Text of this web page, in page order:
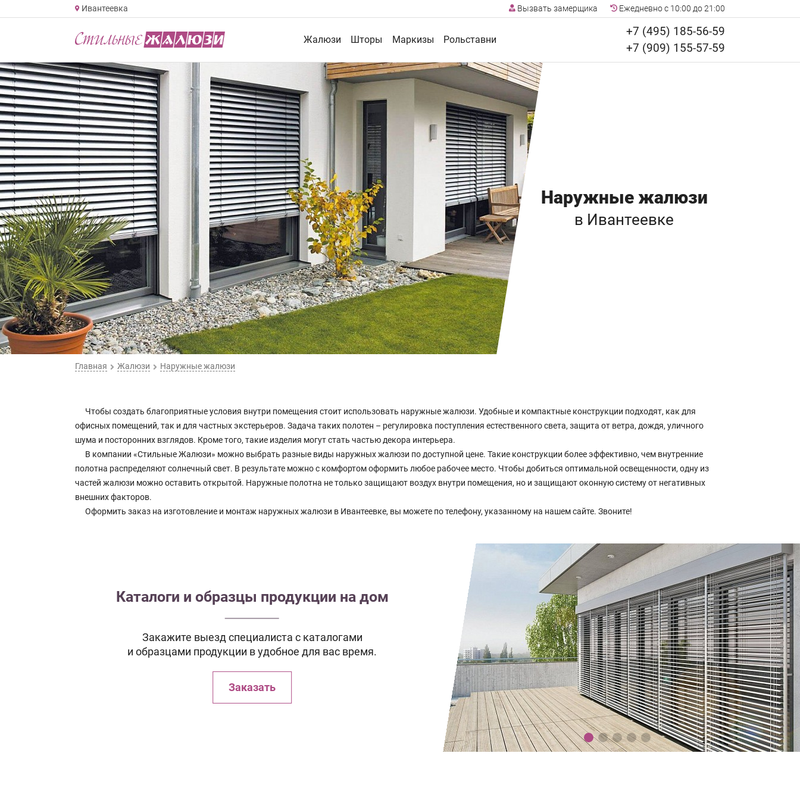
Ивантеевка Вызвать замерщика Ежедневно с 10:00 до 21:00
Жалюзи Шторы Маркизы Рольставни
+7 (495) 185-56-59
+7 (909) 155-57-59
Наружные жалюзи
в Ивантеевке
Главная Жалюзи Наружные жалюзи
Чтобы создать благоприятные условия внутри помещения стоит использовать наружные жалюзи. Удобные и компактные конструкции подходят, как для
офисных помещений, так и для частных экстерьеров. Задача таких полотен – регулировка поступления естественного света, защита от ветра, дождя, уличного
шума и посторонних взглядов. Кроме того, такие изделия могут стать частью декора интерьера.
В компании «Стильные Жалюзи» можно выбрать разные виды наружных жалюзи по доступной цене. Такие конструкции более эффективно, чем внутренние
полотна распределяют солнечный свет. В результате можно с комфортом оформить любое рабочее место. Чтобы добиться оптимальной освещенности, одну из
частей жалюзи можно оставить открытой. Наружные полотна не только защищают воздух внутри помещения, но и защищают оконную систему от негативных
внешних факторов.
Оформить заказ на изготовление и монтаж наружных жалюзи в Ивантеевке, вы можете по телефону, указанному на нашем сайте. Звоните!
Каталоги и образцы продукции на дом
Закажите выезд специалиста с каталогами
и образцами продукции в удобное для вас время.
Заказать